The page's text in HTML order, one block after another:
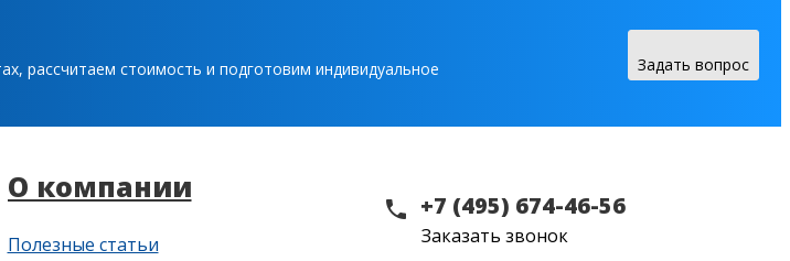
рассчитаем стоимость и подготовим индивидуальное
Задать вопрос
О компании
Полезные статьи
+7 (495) 674-46-56
Заказать звонок